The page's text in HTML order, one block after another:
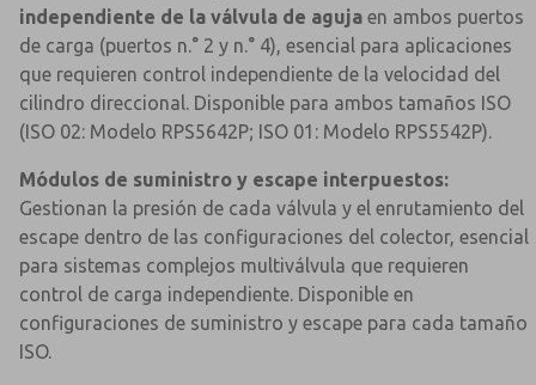
independiente de la válvula de aguja en ambos puertos
de carga (puertos n.° 2 y n.° 4), esencial para aplicaciones
que requieren control independiente de la velocidad del
cilindro direccional. Disponible para ambos tamaños ISO
(ISO 02: Modelo RPS5642P; ISO 01: Modelo RPS5542P).
Módulos de suministro y escape interpuestos:
Gestionan la presión de cada válvula y el enrutamiento del
escape dentro de las configuraciones del colector, esencial
para sistemas complejos multiválvula que requieren
control de carga independiente. Disponible en
configuraciones de suministro y escape para cada tamaño
ISO.